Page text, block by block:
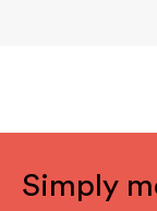
Simply